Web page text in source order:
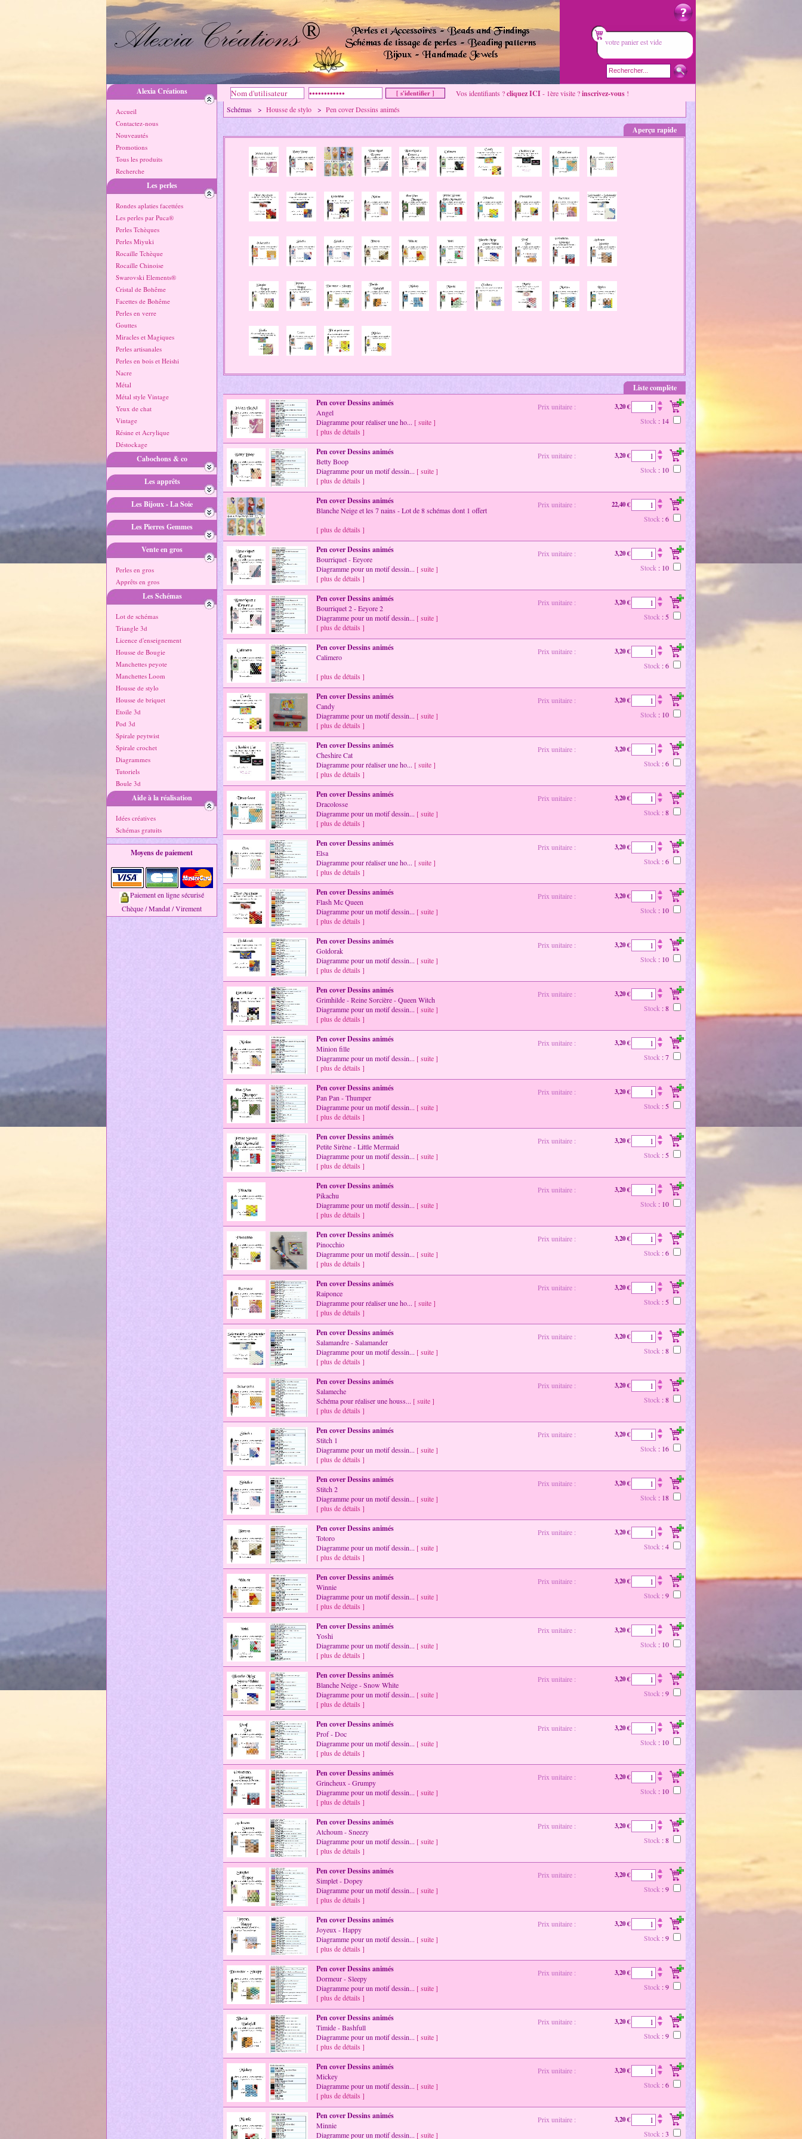
votre panier est vide
Alexia Créations
Accueil
Contactez-nous
Nouveautés
Promotions
Tous les produits
Recherche
Les perles
Rondes aplaties facettées
Les perles par Puca®
Perles Tchèques
Perles Miyuki
Rocaille Tchèque
Rocaille Chinoise
Swarovski Elements®
Cristal de Bohême
Facettes de Bohême
Perles en verre
Gouttes
Miracles et Magiques
Perles artisanales
Perles en bois et Heishi
Nacre
Métal
Métal style Vintage
Yeux de chat
Vintage
Résine et Acrylique
Déstockage
Cabochons & co
Les apprêts
Les Bijoux - La Soie
Les Pierres Gemmes
Vente en gros
Perles en gros
Apprêts en gros
Les Schémas
Lot de schémas
Triangle 3d
Licence d'enseignement
Housse de Bougie
Manchettes peyote
Manchettes Loom
Housse de stylo
Housse de briquet
Etoile 3d
Pod 3d
Spirale peytwist
Spirale crochet
Diagrammes
Tutoriels
Boule 3d
Aide à la réalisation
Idées créatives
Schémas gratuits
Moyens de paiement
Paiement en ligne sécurisé
Chèque / Mandat / Virement
Vos identifiants ?cliquez ICI- 1ère visite ?inscrivez-vous !
Schémas > Housse de stylo > Pen cover Dessins animés
Aperçu rapide
Liste complète
Pen cover Dessins animés
Angel
Diagramme pour réaliser une ho... [ suite ]
[ plus de détails ]
Prix unitaire :
3,20 €
Stock : 14
Pen cover Dessins animés
Betty Boop
Diagramme pour un motif dessin... [ suite ]
[ plus de détails ]
Prix unitaire :
3,20 €
Stock : 10
Pen cover Dessins animés
Blanche Neige et les 7 nains - Lot de 8 schémas dont 1 offert
[ plus de détails ]
Prix unitaire :
22,40 €
Stock : 6
Pen cover Dessins animés
Bourriquet - Eeyore
Diagramme pour un motif dessin... [ suite ]
[ plus de détails ]
Prix unitaire :
3,20 €
Stock : 10
Pen cover Dessins animés
Bourriquet 2 - Eeyore 2
Diagramme pour un motif dessin... [ suite ]
[ plus de détails ]
Prix unitaire :
3,20 €
Stock : 5
Pen cover Dessins animés
Calimero
[ plus de détails ]
Prix unitaire :
3,20 €
Stock : 6
Pen cover Dessins animés
Candy
Diagramme pour un motif dessin... [ suite ]
[ plus de détails ]
Prix unitaire :
3,20 €
Stock : 10
Pen cover Dessins animés
Cheshire Cat
Diagramme pour réaliser une ho... [ suite ]
[ plus de détails ]
Prix unitaire :
3,20 €
Stock : 6
Pen cover Dessins animés
Dracolosse
Diagramme pour un motif dessin... [ suite ]
[ plus de détails ]
Prix unitaire :
3,20 €
Stock : 8
Pen cover Dessins animés
Elsa
Diagramme pour réaliser une ho... [ suite ]
[ plus de détails ]
Prix unitaire :
3,20 €
Stock : 6
Pen cover Dessins animés
Flash Mc Queen
Diagramme pour un motif dessin... [ suite ]
[ plus de détails ]
Prix unitaire :
3,20 €
Stock : 10
Pen cover Dessins animés
Goldorak
Diagramme pour un motif dessin... [ suite ]
[ plus de détails ]
Prix unitaire :
3,20 €
Stock : 10
Pen cover Dessins animés
Grimhilde - Reine Sorcière - Queen Witch
Diagramme pour un motif dessin... [ suite ]
[ plus de détails ]
Prix unitaire :
3,20 €
Stock : 8
Pen cover Dessins animés
Minion fille
Diagramme pour un motif dessin... [ suite ]
[ plus de détails ]
Prix unitaire :
3,20 €
Stock : 7
Pen cover Dessins animés
Pan Pan - Thumper
Diagramme pour un motif dessin... [ suite ]
[ plus de détails ]
Prix unitaire :
3,20 €
Stock : 5
Pen cover Dessins animés
Petite Sirène - Little Mermaid
Diagramme pour un motif dessin... [ suite ]
[ plus de détails ]
Prix unitaire :
3,20 €
Stock : 5
Pen cover Dessins animés
Pikachu
Diagramme pour un motif dessin... [ suite ]
[ plus de détails ]
Prix unitaire :
3,20 €
Stock : 10
Pen cover Dessins animés
Pinocchio
Diagramme pour un motif dessin... [ suite ]
[ plus de détails ]
Prix unitaire :
3,20 €
Stock : 6
Pen cover Dessins animés
Raiponce
Diagramme pour réaliser une ho... [ suite ]
[ plus de détails ]
Prix unitaire :
3,20 €
Stock : 5
Pen cover Dessins animés
Salamandre - Salamander
Diagramme pour un motif dessin... [ suite ]
[ plus de détails ]
Prix unitaire :
3,20 €
Stock : 8
Pen cover Dessins animés
Salameche
Schéma pour réaliser une houss... [ suite ]
[ plus de détails ]
Prix unitaire :
3,20 €
Stock : 8
Pen cover Dessins animés
Stitch 1
Diagramme pour un motif dessin... [ suite ]
[ plus de détails ]
Prix unitaire :
3,20 €
Stock : 16
Pen cover Dessins animés
Stitch 2
Diagramme pour un motif dessin... [ suite ]
[ plus de détails ]
Prix unitaire :
3,20 €
Stock : 18
Pen cover Dessins animés
Totoro
Diagramme pour un motif dessin... [ suite ]
[ plus de détails ]
Prix unitaire :
3,20 €
Stock : 4
Pen cover Dessins animés
Winnie
Diagramme pour un motif dessin... [ suite ]
[ plus de détails ]
Prix unitaire :
3,20 €
Stock : 9
Pen cover Dessins animés
Yoshi
Diagramme pour un motif dessin... [ suite ]
[ plus de détails ]
Prix unitaire :
3,20 €
Stock : 10
Pen cover Dessins animés
Blanche Neige - Snow White
Diagramme pour un motif dessin... [ suite ]
[ plus de détails ]
Prix unitaire :
3,20 €
Stock : 9
Pen cover Dessins animés
Prof - Doc
Diagramme pour un motif dessin... [ suite ]
[ plus de détails ]
Prix unitaire :
3,20 €
Stock : 10
Pen cover Dessins animés
Grincheux - Grumpy
Diagramme pour un motif dessin... [ suite ]
[ plus de détails ]
Prix unitaire :
3,20 €
Stock : 10
Pen cover Dessins animés
Atchoum - Sneezy
Diagramme pour un motif dessin... [ suite ]
[ plus de détails ]
Prix unitaire :
3,20 €
Stock : 8
Pen cover Dessins animés
Simplet - Dopey
Diagramme pour un motif dessin... [ suite ]
[ plus de détails ]
Prix unitaire :
3,20 €
Stock : 9
Pen cover Dessins animés
Joyeux - Happy
Diagramme pour un motif dessin... [ suite ]
[ plus de détails ]
Prix unitaire :
3,20 €
Stock : 9
Pen cover Dessins animés
Dormeur - Sleepy
Diagramme pour un motif dessin... [ suite ]
[ plus de détails ]
Prix unitaire :
3,20 €
Stock : 9
Pen cover Dessins animés
Timide - Bashfull
Diagramme pour un motif dessin... [ suite ]
[ plus de détails ]
Prix unitaire :
3,20 €
Stock : 9
Pen cover Dessins animés
Mickey
Diagramme pour un motif dessin... [ suite ]
[ plus de détails ]
Prix unitaire :
3,20 €
Stock : 6
Pen cover Dessins animés
Minnie
Diagramme pour un motif dessin... [ suite ]
Prix unitaire :
3,20 €
Stock : 3